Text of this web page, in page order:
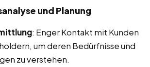
und Planung
: Enger Kontakt mit Kunden
um deren Bedürfnisse und
zu verstehen.